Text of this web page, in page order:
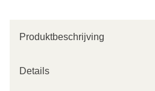
Produktbeschrijving
Details